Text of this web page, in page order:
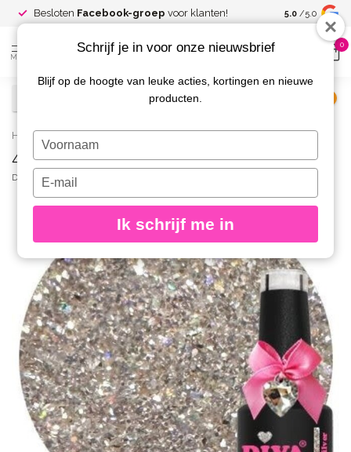
Besloten Facebook-groep voor klanten! Spaar voor
kortingen
5.0 /5.0
MENU
0
Home / 405 Gellak Innocent Silver 10 ml.
405 Gellak Innocent Silver 10 ml.
DIVA
Schrijf je in voor onze nieuwsbrief
Blijf op de hoogte van leuke acties, kortingen en nieuwe
producten.
Typ
je
naam
Typ
je
e-
in
Ik schrijf me in